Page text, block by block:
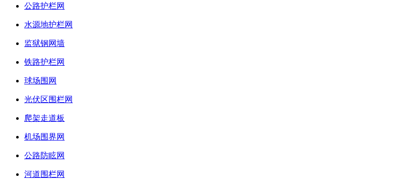
公路护栏网
水源地护栏网
监狱钢网墙
铁路护栏网
球场围网
光伏区围栏网
爬架走道板
机场围界网
公路防眩网
河道围栏网